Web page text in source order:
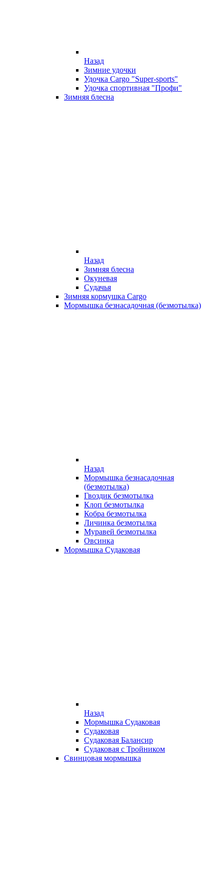
Назад
Зимние удочки
Удочка Cargo "Super-sports"
Удочка спортивная "Профи"
Зимняя блесна
Назад
Зимняя блесна
Окуневая
Судачья
Зимняя кормушка Cargo
Мормышка безнасадочная (безмотылка)
Назад
Мормышка безнасадочная
(безмотылка)
Гвоздик безмотылка
Клоп безмотылка
Кобра безмотылка
Личинка безмотылка
Муравей безмотылка
Овсинка
Мормышка Судаковая
Назад
Мормышка Судаковая
Судаковая
Судаковая Балансир
Судаковая с Тройником
Свинцовая мормышка